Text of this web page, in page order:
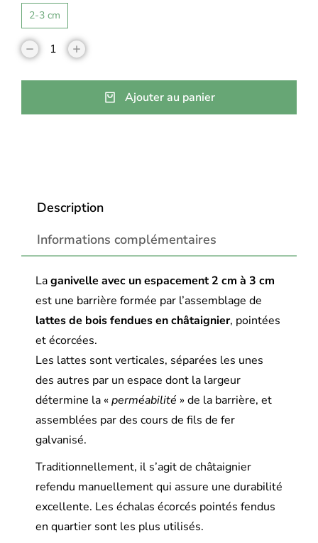
2-3 cm
Ajouter au panier
Description
Informations complémentaires
Laganivelle avec un espacement 2 cm à 3 cm
est une barrière formée par l’assemblage de
lattes de bois fendues en châtaignier, pointées
et écorcées.
Les lattes sont verticales, séparées les unes
des autres par un espace dont la largeur
détermine la «perméabilité » de la barrière, et
assemblées par des cours de fils de fer
galvanisé.
Traditionnellement, il s’agit de châtaignier
refendu manuellement qui assure une durabilité
excellente. Les échalas écorcés pointés fendus
en quartier sont les plus utilisés.